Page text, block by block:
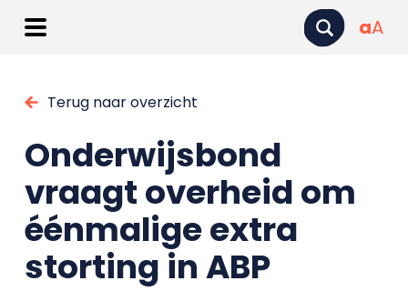
aA
Terug naar overzicht
Onderwijsbond
vraagt overheid om
éénmalige extra
storting in ABP